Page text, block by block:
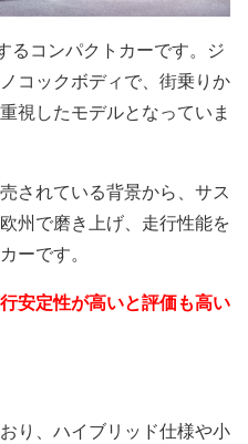
るコンパクトカーです。ジ
コックボディで、街乗りか
視したモデルとなっていま
されている背景から、サス
州で磨き上げ、走行性能を
ーです。
安定性が高いと評価も高い
り、ハイブリッド仕様や小